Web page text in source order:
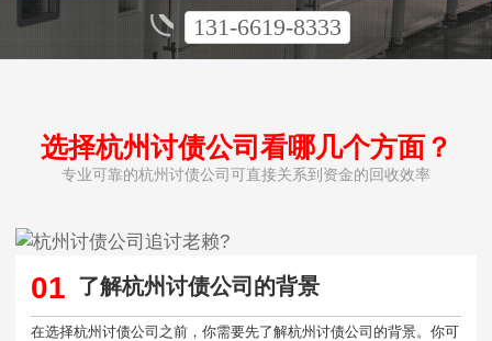
131-6619-8333
选择杭州讨债公司看哪几个方面？
专业可靠的杭州讨债公司可直接关系到资金的回收效率
01 了解杭州讨债公司的背景
在选择杭州讨债公司之前，你需要先了解杭州讨债公司的背景。你可